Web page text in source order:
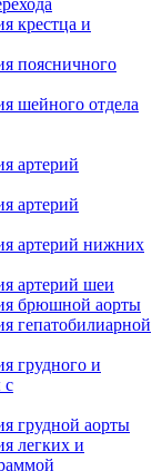
крестца и
поясничного
шейного отдела
артерий
артерий
артерий нижних
артерий шеи
брюшной аорты
гепатобилиарной
грудного и
с
грудной аорты
легких и